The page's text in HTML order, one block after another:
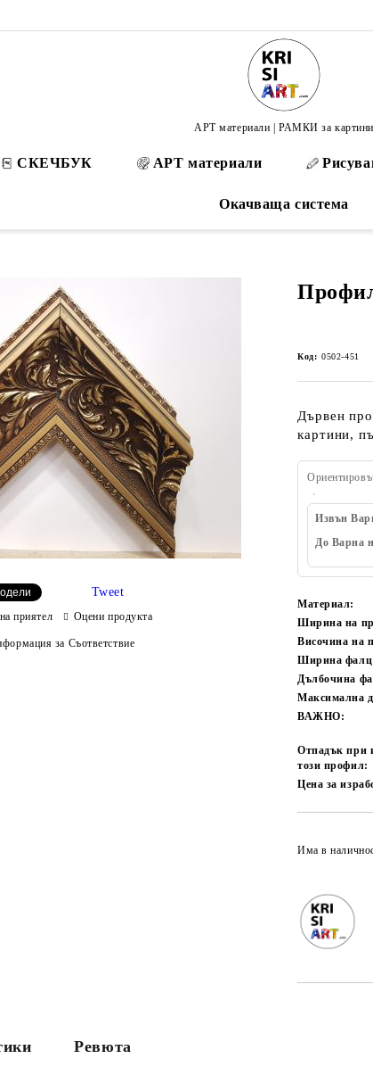
АРТ материали | РАМКИ за картини
СКЕЧБУК АРТ материали
Окачваща система
Код: 0502-451
Дървен
картини,
Извън
До Варна
Материал:
Ширина на
Височина на
Ширина
Дълбочина
Максимална
ВАЖНО:
Отпадък при
този профил:
Цена за
Има в
Tweet
приятел Оцени продукта
за Съответствие
Ревюта